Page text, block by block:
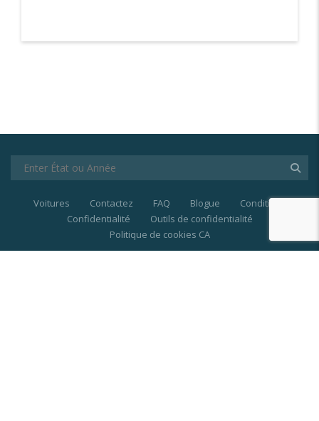
Voitures Contactez FAQ Blogue
Conditions
Confidentialité
Outils de confidentialité
Politique de cookies CA